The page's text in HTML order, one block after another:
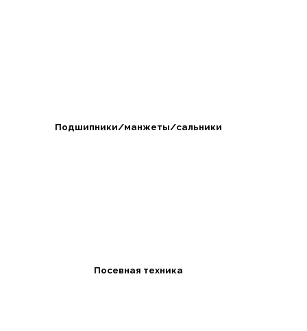
Подшипники/манжеты/сальники
Посевная техника